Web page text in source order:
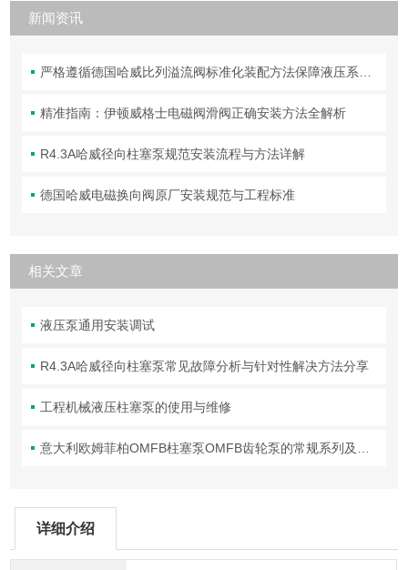
新闻资讯
严格遵循德国哈威比列溢流阀标准化装配方法保障液压系统压力调控精准可靠
精准指南：伊顿威格士电磁阀滑阀正确安装方法全解析
R4.3A哈威径向柱塞泵规范安装流程与方法详解
德国哈威电磁换向阀原厂安装规范与工程标准
相关文章
液压泵通用安装调试
R4.3A哈威径向柱塞泵常见故障分析与针对性解决方法分享
工程机械液压柱塞泵的使用与维修
意大利欧姆菲柏OMFB柱塞泵OMFB齿轮泵的常规系列及应用领域
详细介绍